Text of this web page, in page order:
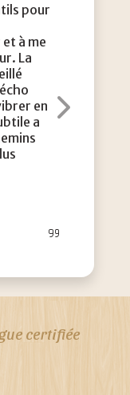
pour
à me
La
en
a
certifiée